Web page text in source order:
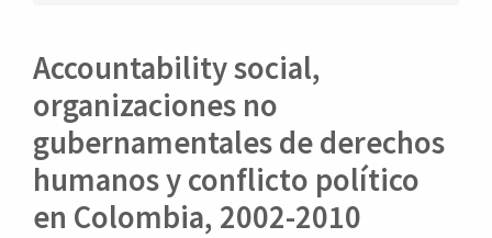
C
o
n
t
e
n
i
Accountability social,
organizaciones no
gubernamentales de derechos
humanos y conflicto político
en Colombia, 2002-2010